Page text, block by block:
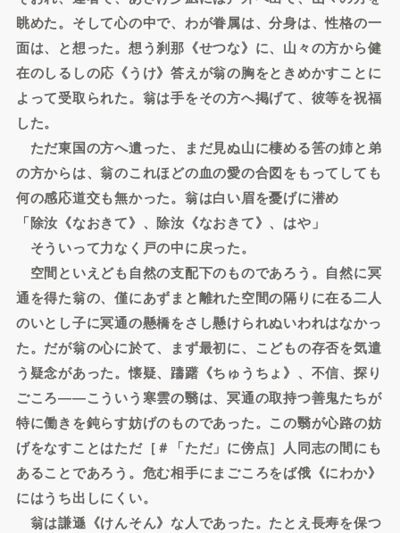
眺めた。そして心の中で、わが眷属は、分身は、性格の一
面は、と想った。想う刹那《せつな》に、山々の方から健
在のしるしの応《うけ》答えが翁の胸をときめかすことに
よって受取られた。翁は手をその方へ掲げて、彼等を祝福
した。
ただ東国の方へ遺った、まだ見ぬ山に棲める筈の姉と弟
の方からは、翁のこれほどの血の愛の合図をもってしても
何の感応道交も無かった。翁は白い眉を憂げに潜め
「除汝《なおきて》、除汝《なおきて》、はや」
そういって力なく戸の中に戻った。
空間といえども自然の支配下のものであろう。自然に冥
通を得た翁の、僅にあずまと離れた空間の隔りに在る二人
のいとし子に冥通の懸橋をさし懸けられぬいわれはなかっ
た。だが翁の心に於て、まず最初に、こどもの存否を気遣
う疑念があった。懐疑、躊躇《ちゅうちょ》、不信、探り
ごころ――こういう寒雲の翳は、冥通の取持つ善鬼たちが
特に働きを鈍らす妨げのものであった。この翳が心路の妨
げをなすことはただ［＃「ただ」に傍点］人同志の間にも
あることであろう。危む相手にまごころをば俄《にわか》
にはうち出しにくい。
翁は謙遜《けんそん》な人であった。たとえ長寿を保つ